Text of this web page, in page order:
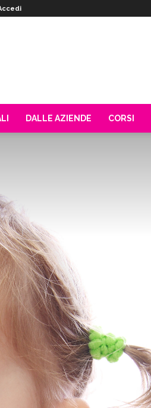
DALLE AZIENDE CORSI